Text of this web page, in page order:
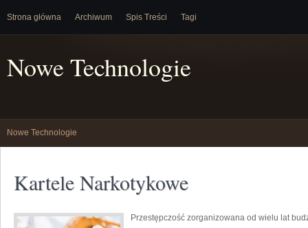
Strona główna Archiwum Spis Treści Tagi
Nowe Technologie
Nowe Technologie
Kartele Narkotykowe
Przestępczość zorganizowana od wielu lat